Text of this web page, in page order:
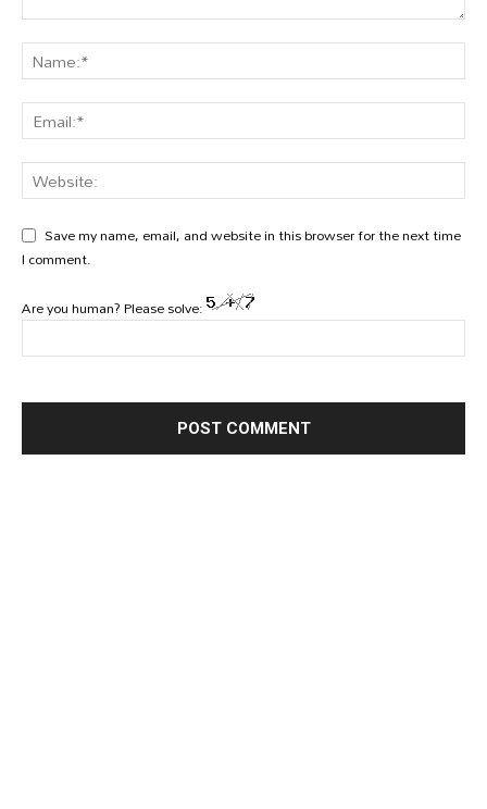
Save my name, email, and website in this browser for the next time
I comment.
Are you human? Please solve: